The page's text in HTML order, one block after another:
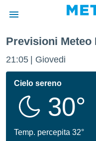
di
per
le
Previsioni Meteo
21:05 Giovedi
Cielo sereno
30°
Temp. percepita 32°